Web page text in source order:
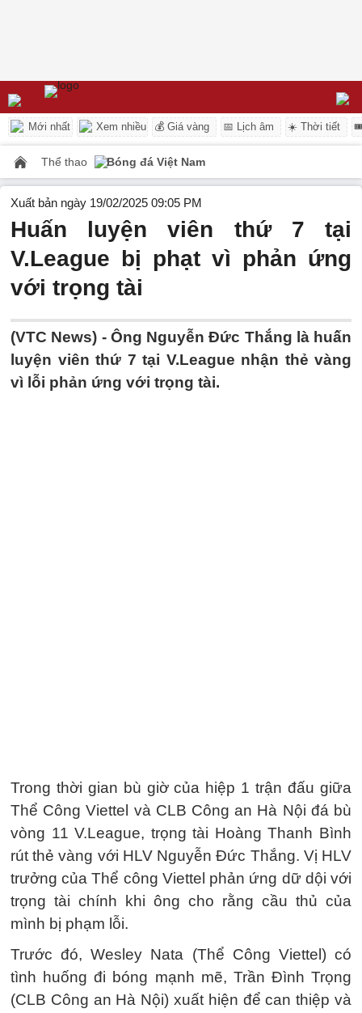
Mới nhất Xem nhiều 💰 Giá vàng 📅 Lịch âm ☀️ Thời tiết
Thể thao Bóng đá Việt Nam
Xuất bản ngày 19/02/2025 09:05 PM
Huấn luyện viên thứ 7 tại
V.League bị phạt vì phản ứng
với trọng tài
(VTC News) - Ông Nguyễn Đức Thắng là huấn
luyện viên thứ 7 tại V.League nhận thẻ vàng
vì lỗi phản ứng với trọng tài.
Trong thời gian bù giờ của hiệp 1 trận đấu giữa
Thể Công Viettel và CLB Công an Hà Nội đá bù
vòng 11 V.League, trọng tài Hoàng Thanh Bình
rút thẻ vàng với HLV Nguyễn Đức Thắng. Vị HLV
trưởng của Thể công Viettel phản ứng dữ dội với
trọng tài chính khi ông cho rằng cầu thủ của
mình bị phạm lỗi.
Trước đó, Wesley Nata (Thể Công Viettel) có
tình huống đi bóng mạnh mẽ, Trần Đình Trọng
(CLB Công an Hà Nội) xuất hiện để can thiệp và